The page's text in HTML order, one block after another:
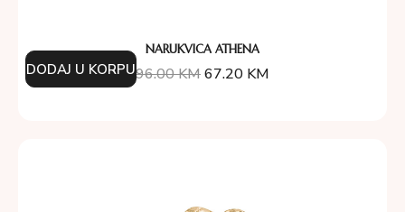
NARUKVICA ATHENA
96.00KM67.20 KM
DODAJ U KORPU